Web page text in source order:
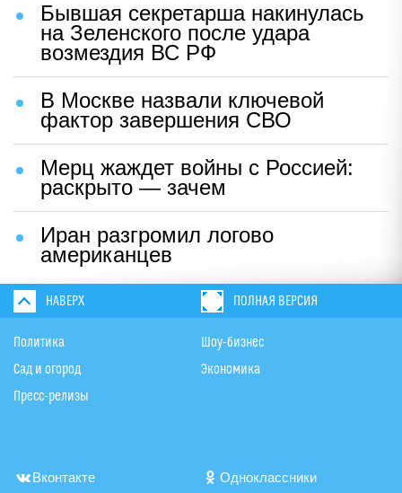
Бывшая секретарша накинулась
на Зеленского после удара
возмездия ВС РФ
В Москве назвали ключевой
фактор завершения СВО
Мерц жаждет войны с Россией:
раскрыто — зачем
Иран разгромил логово
американцев
НАВЕРХ ПОЛНАЯ ВЕРСИЯ
Политика
Сад и огород
Пресс-релизы
Шоу-бизнес
Экономика
Вконтакте Одноклассники